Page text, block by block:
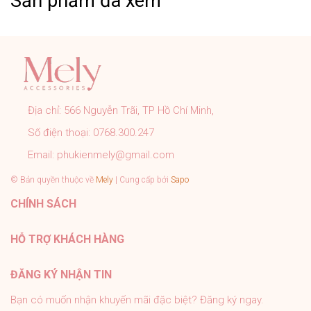
➤ Sản phẩm đúng với mô tả, hình ảnh shop đăng.
➤ Đơn hàng được kiểm tra, đóng gói cẩn thận đúng quy
trình trước khi gửi.
➤ Tất cả sản phẩm của Mely đều có chính sách bảo
➤ Tư vấn nhiệt tình 24/7, hỗ trợ khách tận tình sau bán
hàng.
#phukien #mely #titan #trangsuc
Địa chỉ: 566 Nguyễn Trãi, TP Hồ Chí Minh,
Số điện thoại: 0768.300.247
Email: phukienmely@gmail.com
© Bản quyền thuộc về Mely | Cung cấp bởi Sapo
CHÍNH SÁCH
HỖ TRỢ KHÁCH HÀNG
ĐĂNG KÝ NHẬN TIN
Bạn có muốn nhận khuyến mãi đặc biệt? Đăng ký ngay.